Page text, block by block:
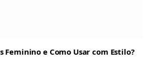
Feminino e Como Usar com Estilo?